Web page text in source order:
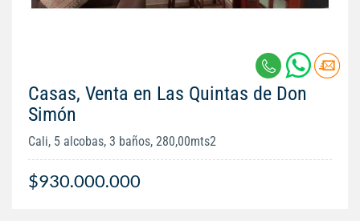
Casas, Venta en Las Quintas de Don
Simón
Cali, 5 alcobas, 3 baños, 280,00mts2
$930.000.000